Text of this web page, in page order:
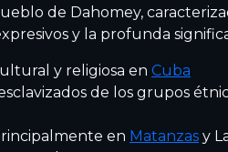
de Dahomey,
y la profunda
y religiosa en Cuba
de los grupos
en Matanzas y